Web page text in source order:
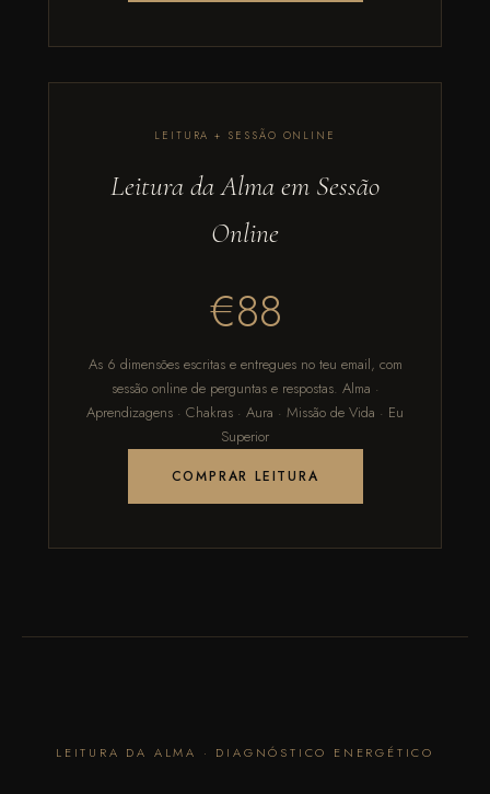
LEITURA + SESSÃO ONLINE
Leitura da Alma em Sessão
Online
€88
As 6 dimensões escritas e entregues no teu email, com
sessão online de perguntas e respostas. Alma ·
Aprendizagens · Chakras · Aura · Missão de Vida · Eu
Superior
COMPRAR LEITURA
LEITURA DA ALMA · DIAGNÓSTICO ENERGÉTICO